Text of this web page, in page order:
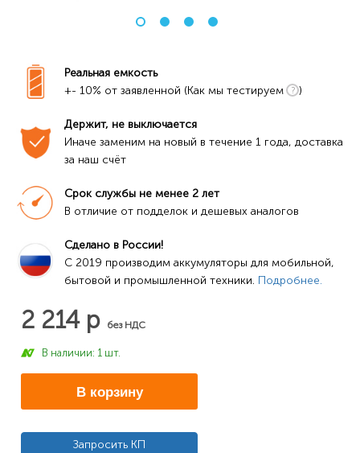
Реальная емкость
+- 10% от заявленной (Как мы тестируем
)
Держит, не выключается
Иначе заменим на новый в течение 1 года, доставка
за наш счёт
Срок службы не менее 2 лет
В отличие от подделок и дешевых аналогов
Сделано в России!
C 2019 производим аккумуляторы для мобильной,
бытовой и промышленной техники. Подробнее.
2 214 р без НДС
В наличии: 1 шт.
В корзину
Запросить КП